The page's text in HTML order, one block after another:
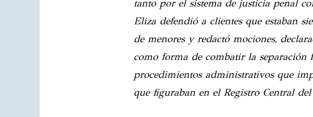
tanto por el sistema de justicia penal
Eliza defendió a clientes que estaban
de menores y redactó mociones,
como forma de combatir la
procedimientos administrativos que
que figuraban en el Registro Central